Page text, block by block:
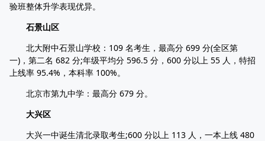
验班整体升学表现优异。
石景山区
北大附中石景山学校：109 名考生，最高分 699 分(全区第
一)，第二名 682 分;年级平均分 596.5 分，600 分以上 55 人，特招
上线率 95.4%，本科率 100%。
北京市第九中学：最高分 679 分。
大兴区
大兴一中诞生清北录取考生;600 分以上 113 人，一本上线 480